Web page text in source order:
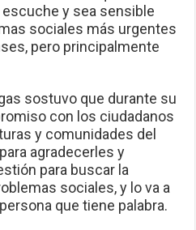
y sea sensible
sociales más urgentes
pero principalmente
sostuvo que durante su
con los ciudadanos
y comunidades del
agradecerles y
para buscar la
sociales, y lo va a
que tiene palabra.